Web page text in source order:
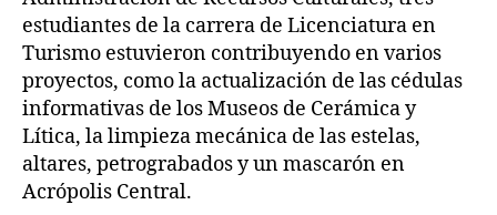
estudiantes de la carrera de Licenciatura en
Turismo estuvieron contribuyendo en varios
proyectos, como la actualización de las cédulas
informativas de los Museos de Cerámica y
Lítica, la limpieza mecánica de las estelas,
altares, petrograbados y un mascarón en
Acrópolis Central.